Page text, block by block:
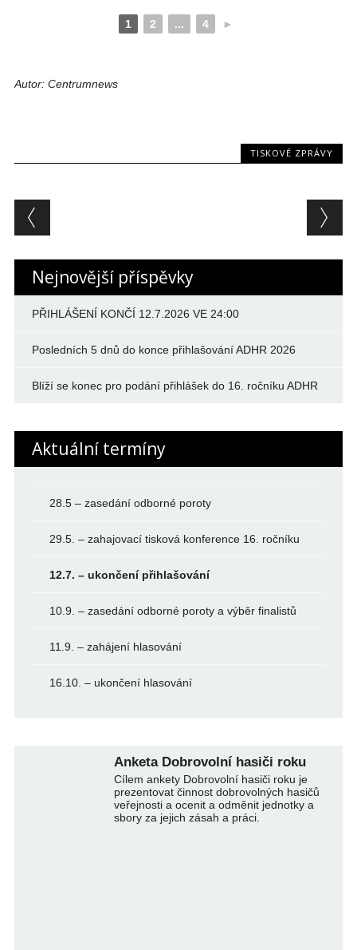
1 2 ... 4 ►
Autor: Centrumnews
TISKOVÉ ZPRÁVY
Post navigation
Nejnovější příspěvky
PŘIHLÁŠENÍ KONČÍ 12.7.2026 VE 24:00
Posledních 5 dnů do konce přihlašování ADHR 2026
Blíží se konec pro podání přihlášek do 16. ročníku ADHR
Aktuální termíny
28.5 – zasedání odborné poroty
29.5. – zahajovací tisková konference 16. ročníku
12.7. – ukončení přihlašování
10.9. – zasedání odborné poroty a výběr finalistů
11.9. – zahájení hlasování
16.10. – ukončení hlasování
Anketa Dobrovolní hasiči roku
Cílem ankety Dobrovolní hasiči roku je
prezentovat činnost dobrovolných hasičů
veřejnosti a ocenit a odměnit jednotky a
sbory za jejich zásah a práci.